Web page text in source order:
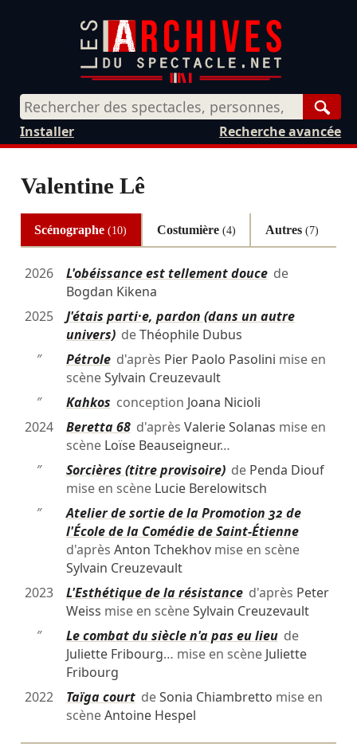
Recherche avancée
Installer
Valentine Lê
Scénographe(10) Costumière (4) Autres(7)
2026 L'obéissance est tellement doucede
Bogdan Kikena
2025
J'étais parti·e, pardon (dans un autre
univers)deThéophile Dubus
″
Pétroled'après Pier Paolo Pasolini mise en
scèneSylvain Creuzevault
″
Kahkos conception Joana Nicioli
2024
Beretta 68d'après Valerie Solanas mise en
scène Loïse Beauseigneur…
″
Sorcières (titre provisoire)de Penda Diouf
mise en scène Lucie Berelowitsch
″
Atelier de sortie de la Promotion 32 de
l'École de la Comédie de Saint-Étienne
d'après Anton Tchekhovmise en scène
Sylvain Creuzevault
2023
L'Esthétique de la résistanced'après Peter
Weiss mise en scèneSylvain Creuzevault
″
Le combat du siècle n'a pas eu lieude
Juliette Fribourg… mise en scène Juliette
Fribourg
2022
Taïga courtdeSonia Chiambretto mise en
scèneAntoine Hespel